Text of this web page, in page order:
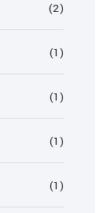
(2)
(1)
(1)
(1)
(1)